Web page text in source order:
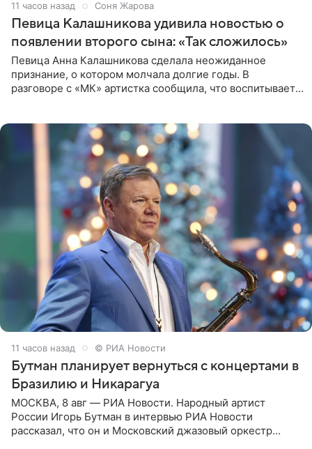
11 часов назад Соня Жарова
Певица Калашникова удивила новостью о
появлении второго сына: «Так сложилось»
Певица Анна Калашникова сделала неожиданное
признание, о котором молчала долгие годы. В
разговоре с «МК» артистка сообщила, что воспитывает
11 часов назад © РИА Новости
Бутман планирует вернуться с концертами в
Бразилию и Никарагуа
МОСКВА, 8 авг — РИА Новости. Народный артист
России Игорь Бутман в интервью РИА Новости
рассказал, что он и Московский джазовый оркестр